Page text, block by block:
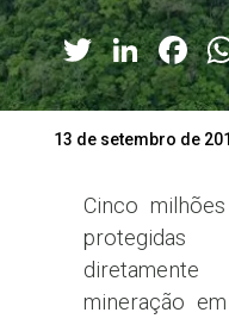
Twitter
13 de setembro de
Cinco
mineração